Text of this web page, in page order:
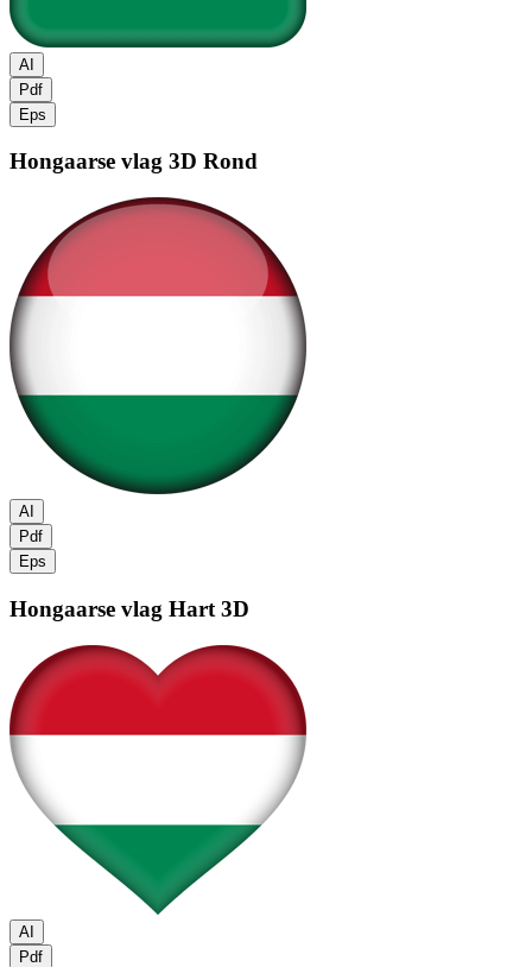
AI
Pdf
Eps
Hongaarse vlag 3D Rond
AI
Pdf
Eps
Hongaarse vlag Hart 3D
AI
Pdf